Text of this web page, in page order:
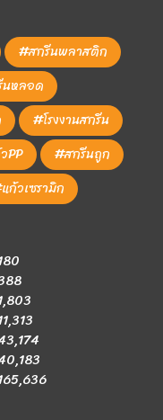
#สกรีนพลาสติก
หลอด
#โรงงานสกรีน
PP
#สกรีนถูก
ก้วเซรามิก